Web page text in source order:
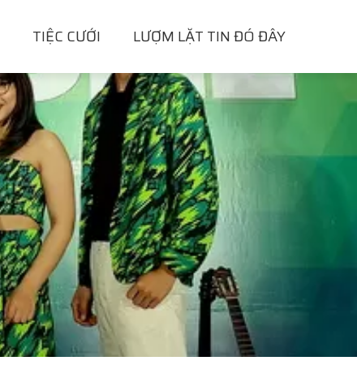
TIỆC CƯỚI LƯỢM LẶT TIN ĐÓ ĐÂY